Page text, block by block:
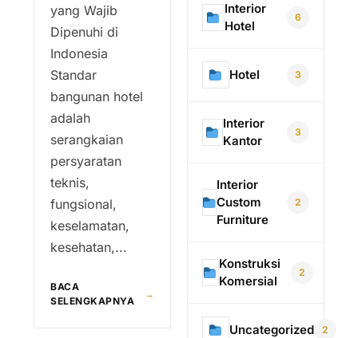
yang Wajib
Dipenuhi di
Indonesia
Standar
bangunan hotel
adalah
serangkaian
persyaratan
teknis,
fungsional,
keselamatan,
kesehatan,...
BACA
SELENGKAPNYA
→
Interior
Hotel
6
Hotel 3
Interior
Kantor
3
Interior
Custom
Furniture
2
Konstruksi
Komersial
2
Uncategorized 2